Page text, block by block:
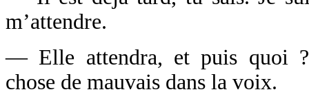
m’attendre.
— Elle attendra, et puis quoi
chose de mauvais dans la voix.